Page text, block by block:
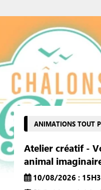
ANIMATIONS TOUT
Atelier créatif -
animal
10/08/2026 :